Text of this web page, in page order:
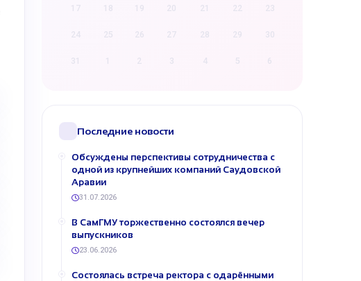
22 23
28 29 30
4 5 6
Последние новости
Обсуждены перспективы сотрудничества с
одной из крупнейших компаний Саудовской
Аравии
31.07.2026
В СамГМУ торжественно состоялся вечер
выпускников
23.06.2026
Состоялась встреча ректора с одарёнными